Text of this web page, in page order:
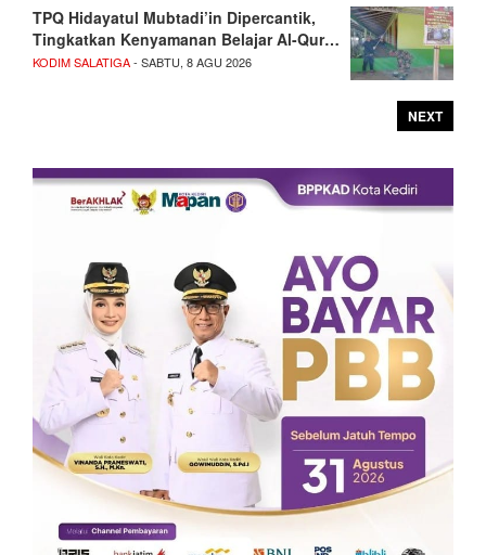
TPQ Hidayatul Mubtadi’in Dipercantik,
Tingkatkan Kenyamanan Belajar Al-Qur…
KODIM SALATIGA- SABTU, 8 AGU 2026
NEXT